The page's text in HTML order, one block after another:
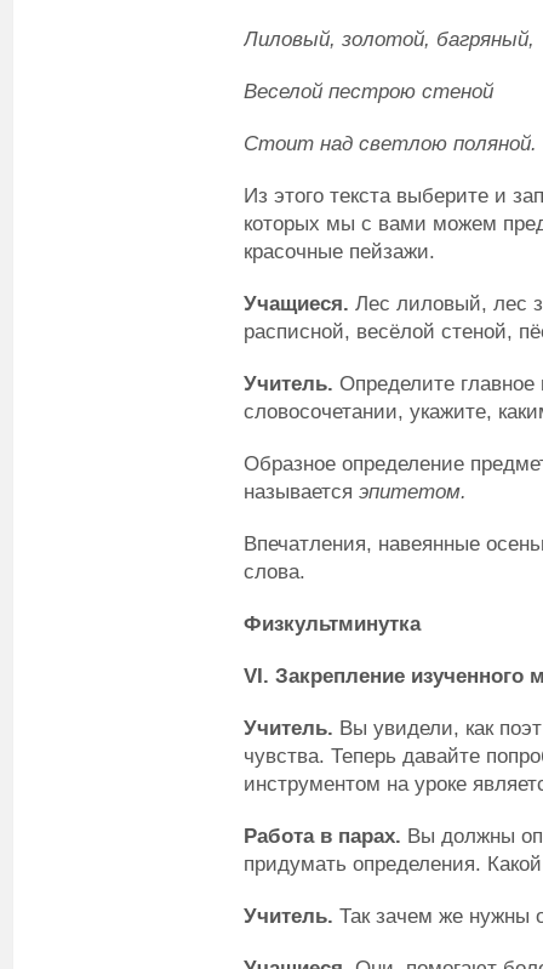
Лиловый, золотой, багряный,
Веселой пестрою стеной
Стоит над светлою поляной.
Из этого текста выберите и
которых мы с вами можем
красочные пейзажи.
Учащиеся. Лес лиловый, лес
расписной, весёлой стеной,
Учитель. Определите
словосочетании, укажите,
Образное определение
называется эпитетом.
Впечатления, навеянные
слова.
Физкультминутка
VI. Закрепление изученного
Учитель. Вы увидели, как
чувства. Теперь давайте
инструментом на уроке
Работа в парах. Вы должны
придумать определения.
Учитель. Так зачем же нужны